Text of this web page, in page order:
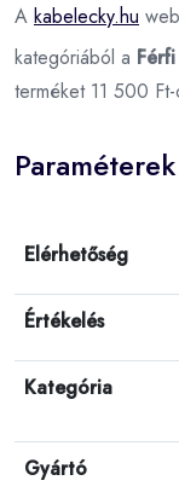
A kabelecky.hu
kategóriából a
terméket 11 500
Paraméterek
Elérhetőség
Értékelés
Kategória
Gyártó